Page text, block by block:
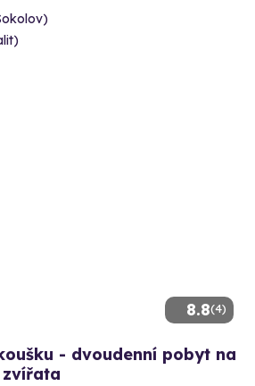
8.8(4)
- dvoudenní pobyt na